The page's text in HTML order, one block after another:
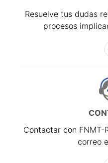
Resuelve tus dudas
procesos
Contactar con
correo